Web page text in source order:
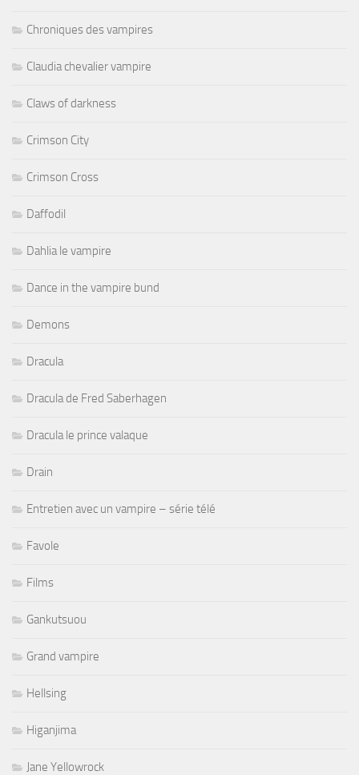
Chroniques des vampires
Claudia chevalier vampire
Claws of darkness
Crimson City
Crimson Cross
Daffodil
Dahlia le vampire
Dance in the vampire bund
Demons
Dracula
Dracula de Fred Saberhagen
Dracula le prince valaque
Drain
Entretien avec un vampire – série télé
Favole
Films
Gankutsuou
Grand vampire
Hellsing
Higanjima
Jane Yellowrock